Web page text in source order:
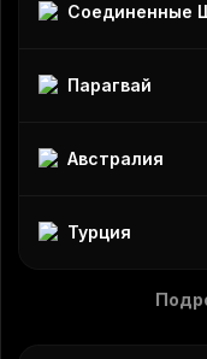
Соединенные
Парагвай
Австралия
Турция